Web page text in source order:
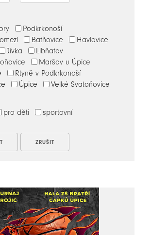
Podkrkonoší
Batňovice
Havlovice
Jívka
Libňatov
Maršov u Úpice
Rtyně v Podkrkonoší
Úpice Velké Svatoňovice
pro děti sportovní